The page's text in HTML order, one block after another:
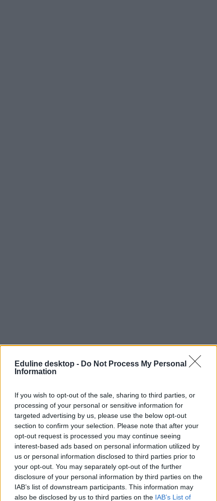
Eduline desktop - Do Not Process My Personal
Information
If you wish to opt-out of the sale, sharing to third parties, or
processing of your personal or sensitive information for
targeted advertising by us, please use the below opt-out
section to confirm your selection. Please note that after your
opt-out request is processed you may continue seeing
interest-based ads based on personal information utilized by
us or personal information disclosed to third parties prior to
your opt-out. You may separately opt-out of the further
disclosure of your personal information by third parties on the
IAB’s list of downstream participants. This information may
also be disclosed by us to third parties on the IAB’s List of